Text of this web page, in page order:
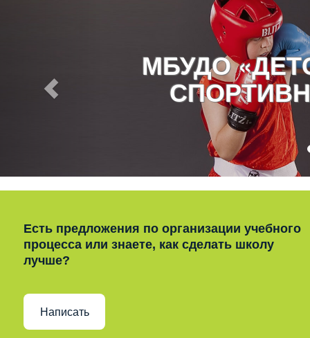
МБУДО
Есть предложения по организации учебного
процесса или знаете, как сделать школу
лучше?
Написать